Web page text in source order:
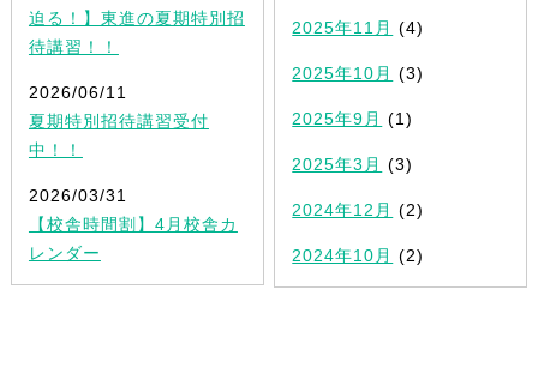
迫る！】東進の夏期特別招
待講習！！
2026/06/11
夏期特別招待講習受付
中！！
2026/03/31
【校舎時間割】4月校舎カ
レンダー
2025年11月 (4)
2025年10月 (3)
2025年9月 (1)
2025年3月 (3)
2024年12月 (2)
2024年10月 (2)